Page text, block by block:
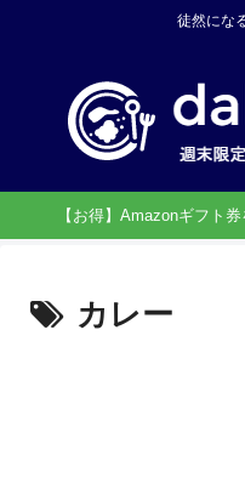
徒然にな
【お得】Amazonギフト
カレー